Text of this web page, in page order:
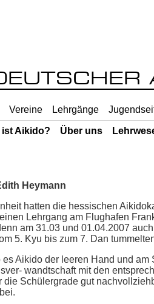
Vereine Lehrgänge
ist Aikido? Über uns
Heymann
hatten die hessischen
Lehrgang am Flughafen
am 31.03 und 01.04.2007
5. Kyu bis zum 7. Dan
Aikido der leeren Hand und
wandtschaft mit den
die Schülergrade gut